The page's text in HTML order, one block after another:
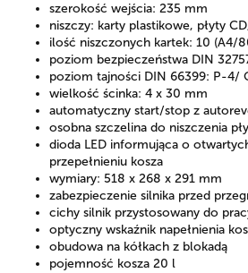
szerokość wejścia: 235 mm
niszczy: karty plastikowe, płyty
ilość niszczonych kartek: 10 (A4/
poziom bezpieczeństwa DIN
poziom tajności DIN 66399: P-4/
wielkość ścinka: 4 x 30 mm
automatyczny start/stop z
osobna szczelina do niszczenia
dioda LED informująca o
przepełnieniu kosza
wymiary: 518 x 268 x 291 mm
zabezpieczenie silnika przed
cichy silnik przystosowany do
optyczny wskaźnik napełnienia
obudowa na kółkach z blokadą
pojemność kosza 20 l